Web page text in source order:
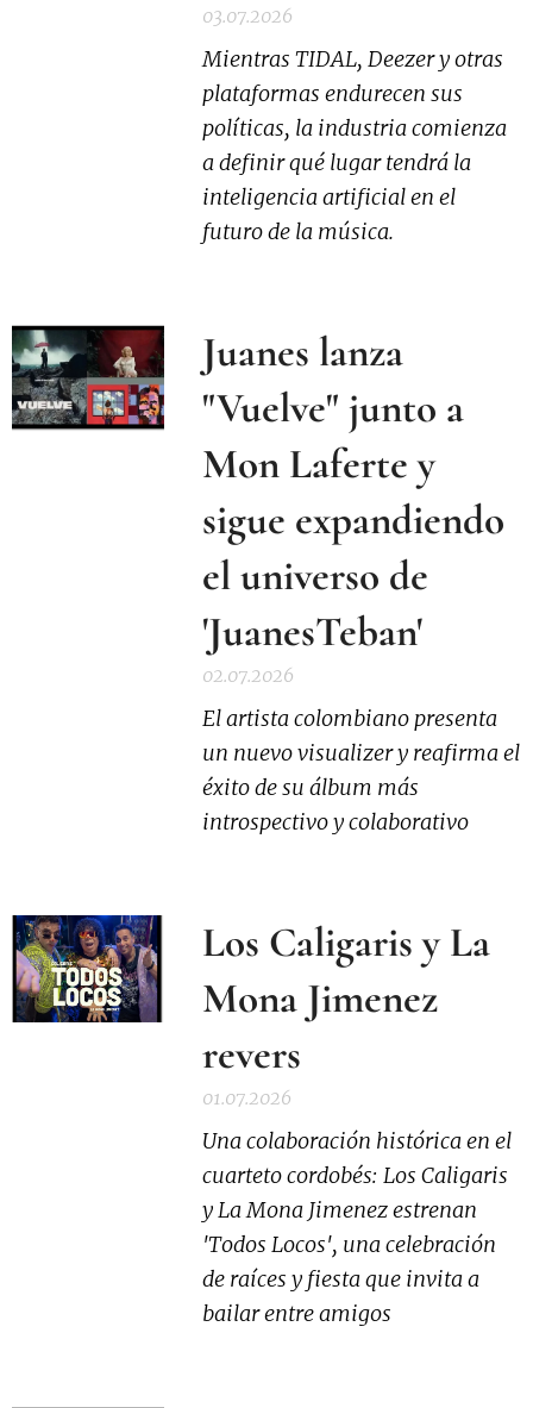
03.07.2026
Mientras TIDAL, Deezer y otras
plataformas endurecen sus
políticas, la industria comienza
a definir qué lugar tendrá la
inteligencia artificial en el
futuro de la música.
Juanes lanza
"Vuelve" junto a
Mon Laferte y
sigue expandiendo
el universo de
'JuanesTeban'
02.07.2026
El artista colombiano presenta
un nuevo visualizer y reafirma el
éxito de su álbum más
introspectivo y colaborativo
Los Caligaris y La
Mona Jimenez
revers
01.07.2026
Una colaboración histórica en el
cuarteto cordobés: Los Caligaris
y La Mona Jimenez estrenan
'Todos Locos', una celebración
de raíces y fiesta que invita a
bailar entre amigos